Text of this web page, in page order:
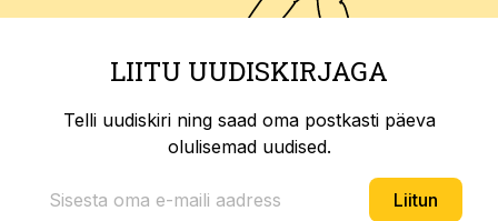
LIITU UUDISKIRJAGA
Telli uudiskiri ning saad oma postkasti päeva
olulisemad uudised.
Liitun